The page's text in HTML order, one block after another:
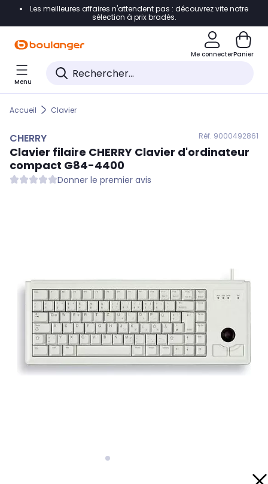
Accéder directement à la navigation
Accéder directement au pied de page
Accéder directement au chatbot
Les meilleures affaires n'attendent pas : découvrez vite notre
sélection à prix bradés.
Me connecterPanier
Menu
Accueil Clavier
CHERRY Réf. 9000492861
Clavier filaire CHERRY Clavier d'ordinateur
compact G84-4400
Donner le premier avis